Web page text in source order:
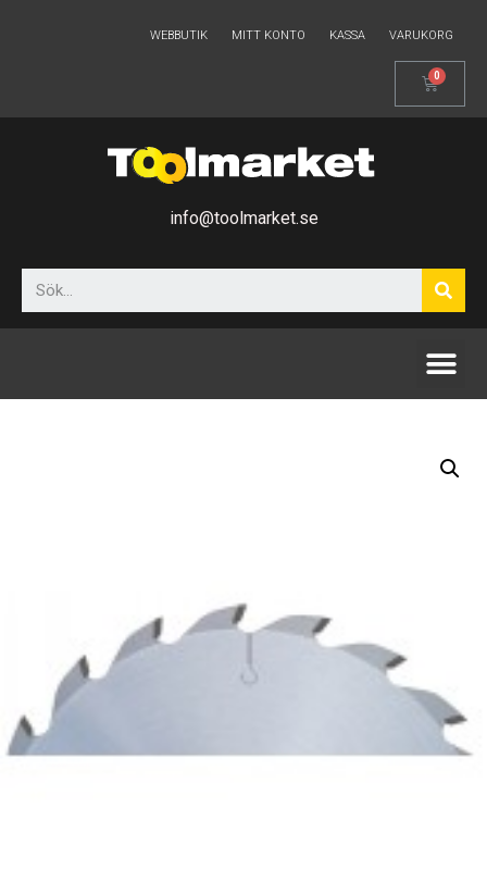
WEBBUTIK MITT KONTO KASSA VARUKORG
info@toolmarket.se